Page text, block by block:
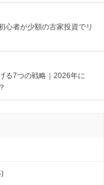
心者が少額の古家投資でリ
る7つの戦略｜2026年に